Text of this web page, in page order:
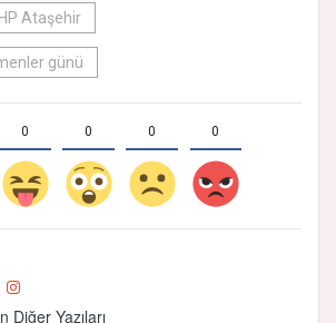
Ataşehir
günü
0 0 0 0
Diğer Yazıları